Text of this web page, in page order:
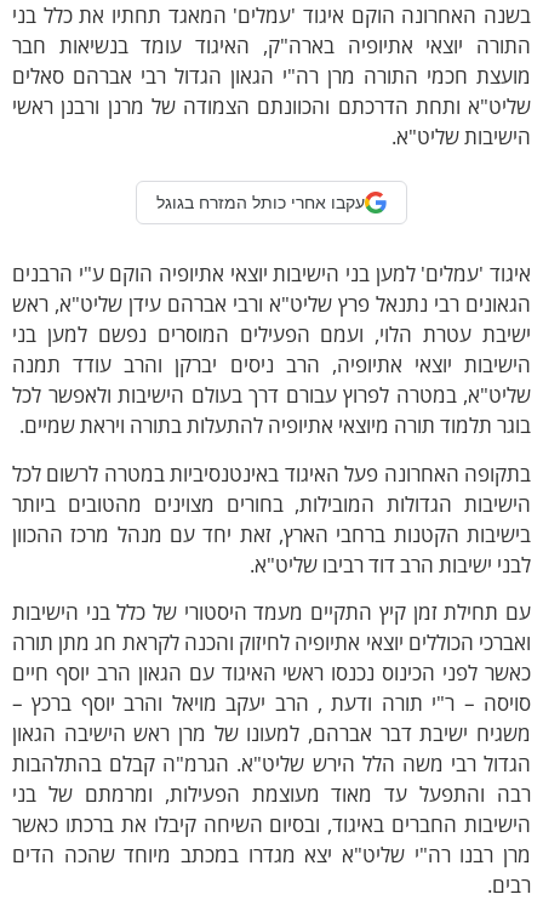
האחרונה הוקם איגוד 'עמלים' המאגד תחתיו את כלל בני
יוצאי אתיופיה בארה"ק, האיגוד עומד בנשיאות חבר
חכמי התורה מרן רה"י הגאון הגדול רבי אברהם סאלים
ותחת הדרכתם והכוונתם הצמודה של מרנן ורבנן ראשי
שליט"א.
עקבו אחרי כותל המזרח בגוגל
'עמלים' למען בני הישיבות יוצאי אתיופיה הוקם ע"י הרבנים
רבי נתנאל פרץ שליט"א ורבי אברהם עידן שליט"א, ראש
עטרת הלוי, ועמם הפעילים המוסרים נפשם למען בני
יוצאי אתיופיה, הרב ניסים יברקן והרב עודד תמנה
במטרה לפרוץ עבורם דרך בעולם הישיבות ולאפשר לכל
תלמוד תורה מיוצאי אתיופיה להתעלות בתורה ויראת שמיים.
האחרונה פעל האיגוד באינטנסיביות במטרה לרשום לכל
הגדולות המובילות, בחורים מצוינים מהטובים ביותר
הקטנות ברחבי הארץ, זאת יחד עם מנהל מרכז ההכוון
ישיבות הרב דוד רביבו שליט"א.
תחילת זמן קיץ התקיים מעמד היסטורי של כלל בני הישיבות
הכוללים יוצאי אתיופיה לחיזוק והכנה לקראת חג מתן תורה
לפני הכינוס נכנסו ראשי האיגוד עם הגאון הרב יוסף חיים
– ר"י תורה ודעת , הרב יעקב מויאל והרב יוסף ברכץ –
ישיבת דבר אברהם, למעונו של מרן ראש הישיבה הגאון
רבי משה הלל הירש שליט"א. הגרמ"ה קבלם בהתלהבות
והתפעל עד מאוד מעוצמת הפעילות, ומרמתם של בני
החברים באיגוד, ובסיום השיחה קיבלו את ברכתו כאשר
רבנו רה"י שליט"א יצא מגדרו במכתב מיוחד שהכה הדים